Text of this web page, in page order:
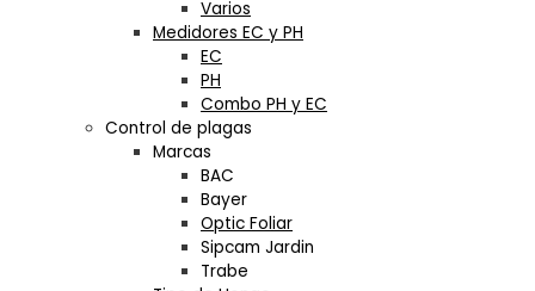
Varios
Medidores EC y PH
EC
PH
Combo PH y EC
Control de plagas
Marcas
BAC
Bayer
Optic Foliar
Sipcam Jardin
Trabe